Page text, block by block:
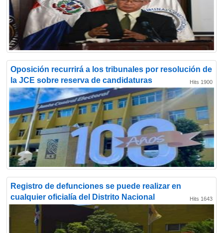
Oposición recurrirá a los tribunales por resolución de
la JCE sobre reserva de candidaturas
Hits 1900
Registro de defunciones se puede realizar en
cualquier oficialía del Distrito Nacional
Hits 1643